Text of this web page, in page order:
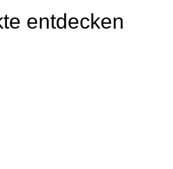
entdecken